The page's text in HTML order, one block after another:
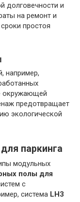
долговечности и
на ремонт и
простоя
например,
окружающей
предотвращает
экологической
паркинга
модульных
полы для
с
система LH3